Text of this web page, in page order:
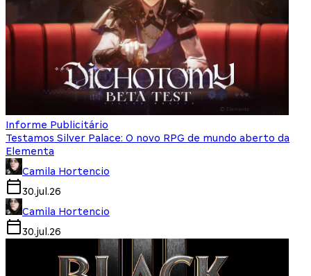
Informe Publicitário
Testamos Silver Palace: O novo RPG de mundo aberto da
Elementa
Camila Hortencio
30.jul.26
Camila Hortencio
30.jul.26